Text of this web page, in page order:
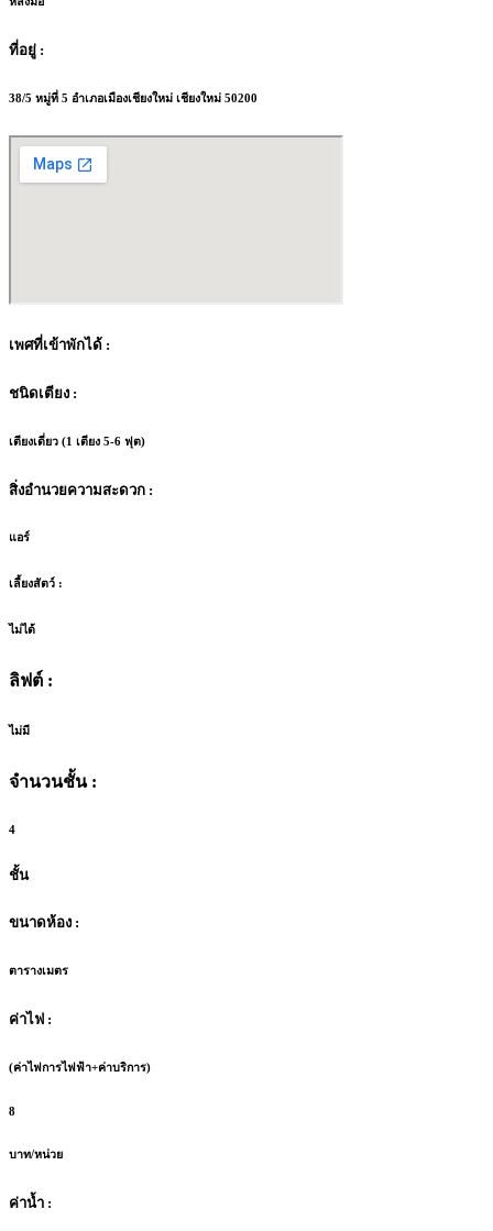
ที่อยู่ :
38/5 หมู่ที่ 5 อำเภอเมืองเชียงใหม่ เชียงใหม่ 50200
เพศที่เข้าพักได้ :
ชนิดเตียง :
เตียงเดี่ยว (1 เตียง 5-6 ฟุต)
สิ่งอำนวยความสะดวก :
แอร์
เลี้ยงสัตว์ :
ไม่ได้
ลิฟต์ :
ไม่มี
จำนวนชั้น :
4
ชั้น
ขนาดห้อง :
ตารางเมตร
ค่าไฟ :
(ค่าไฟการไฟฟ้า+ค่าบริการ)
8
บาท/หน่วย
ค่าน้ำ :